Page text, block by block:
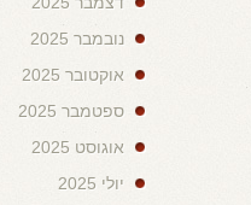
נובמבר 2025
אוקטובר 2025
ספטמבר 2025
אוגוסט 2025
יולי 2025